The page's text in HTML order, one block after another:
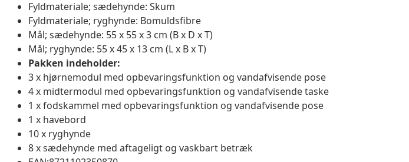
Fyldmateriale; sædehynde: Skum
Fyldmateriale; ryghynde: Bomuldsfibre
Mål; sædehynde: 55 x 55 x 3 cm (B x D x T)
Mål; ryghynde: 55 x 45 x 13 cm (L x B x T)
Pakken indeholder:
3 x hjørnemodul med opbevaringsfunktion og vandafvisende pose
4 x midtermodul med opbevaringsfunktion og vandafvisende taske
1 x fodskammel med opbevaringsfunktion og vandafvisende pose
1 x havebord
10 x ryghynde
8 x sædehynde med aftageligt og vaskbart betræk